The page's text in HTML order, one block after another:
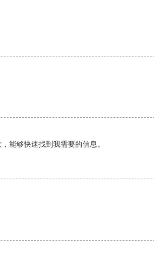
能够快速找到我需要的信息。